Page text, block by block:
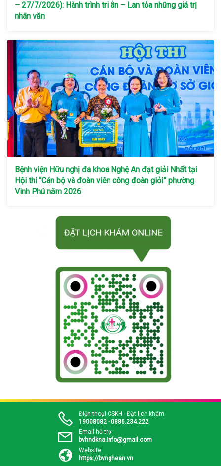
– 27/7/2026): Hành trình tri ân – Lan tỏa những giá trị
nhân văn
Bệnh viện Hữu nghị đa khoa Nghệ An đạt giải Nhất tại
Hội thi “Cán bộ và đoàn viên công đoàn giỏi” phường
Vinh Phú năm 2026
Điện thoại CSKH - Đặt lịch khám
19008082 - 0886.234.222
Email hỗ trợ
bvhndkna.info@gmail.com
Website
https://bvnghean.vn